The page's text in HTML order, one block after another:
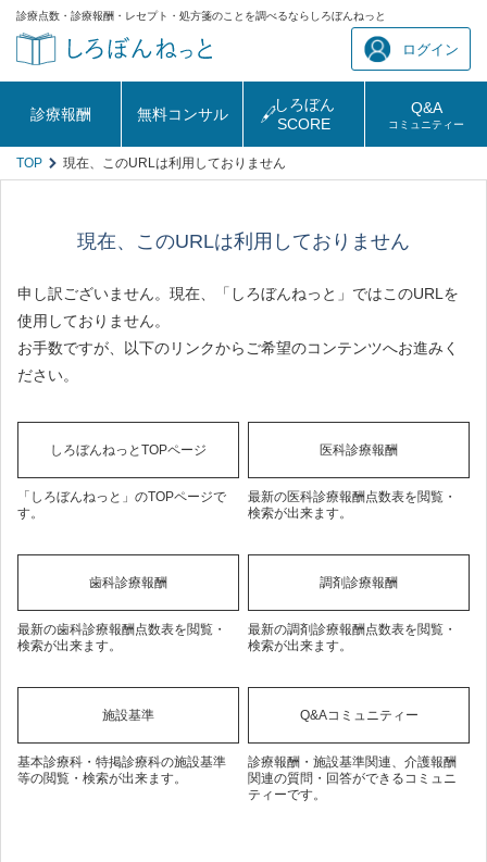
診療点数・診療報酬・レセプト・処方箋のことを調べるならしろぼんねっと
ログイン
診療報酬 無料コンサル
しろぼん
SCORE
Q&A
コミュニティー
TOP 現在、このURLは利用しておりません
現在、このURLは利用しておりません
申し訳ございません。現在、「しろぼんねっと」ではこのURLを
使用しておりません。
お手数ですが、以下のリンクからご希望のコンテンツへお進みく
ださい。
しろぼんねっとTOPページ
「しろぼんねっと」のTOPページで
す。
医科診療報酬
最新の医科診療報酬点数表を閲覧・
検索が出来ます。
歯科診療報酬
最新の歯科診療報酬点数表を閲覧・
検索が出来ます。
調剤診療報酬
最新の調剤診療報酬点数表を閲覧・
検索が出来ます。
施設基準
基本診療科・特掲診療科の施設基準
等の閲覧・検索が出来ます。
Q&Aコミュニティー
診療報酬・施設基準関連、介護報酬
関連の質問・回答ができるコミュニ
ティーです。